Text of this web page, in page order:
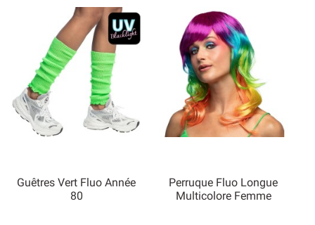
Guêtres Vert Fluo Année
80
Perruque Fluo Longue
Multicolore Femme